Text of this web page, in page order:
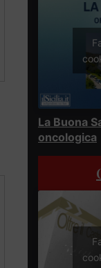
La Buona
oncologica